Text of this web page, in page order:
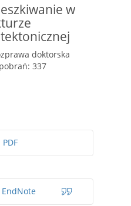
w
doktorska
337
PDF
EndNote